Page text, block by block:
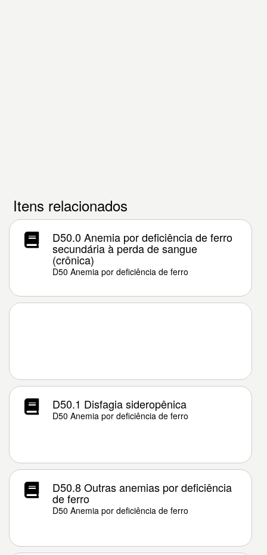
Itens relacionados
D50.0 Anemia por deficiência de ferro
secundária à perda de sangue
(crônica)
D50 Anemia por deficiência de ferro
D50.1 Disfagia sideropênica
D50 Anemia por deficiência de ferro
D50.8 Outras anemias por deficiência
de ferro
D50 Anemia por deficiência de ferro